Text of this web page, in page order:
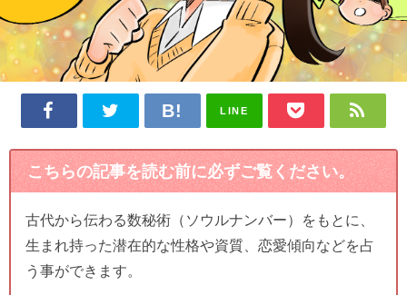
LINE
こちらの記事を読む前に必ずご覧ください。
古代から伝わる数秘術（ソウルナンバー）をもとに、
生まれ持った潜在的な性格や資質、恋愛傾向などを占
う事ができます。